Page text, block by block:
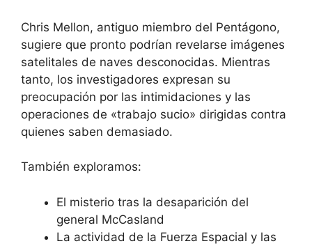
Chris Mellon, antiguo miembro del Pentágono,
sugiere que pronto podrían revelarse imágenes
satelitales de naves desconocidas. Mientras
tanto, los investigadores expresan su
preocupación por las intimidaciones y las
operaciones de «trabajo sucio» dirigidas contra
quienes saben demasiado.
También exploramos:
El misterio tras la desaparición del
general McCasland
La actividad de la Fuerza Espacial y las